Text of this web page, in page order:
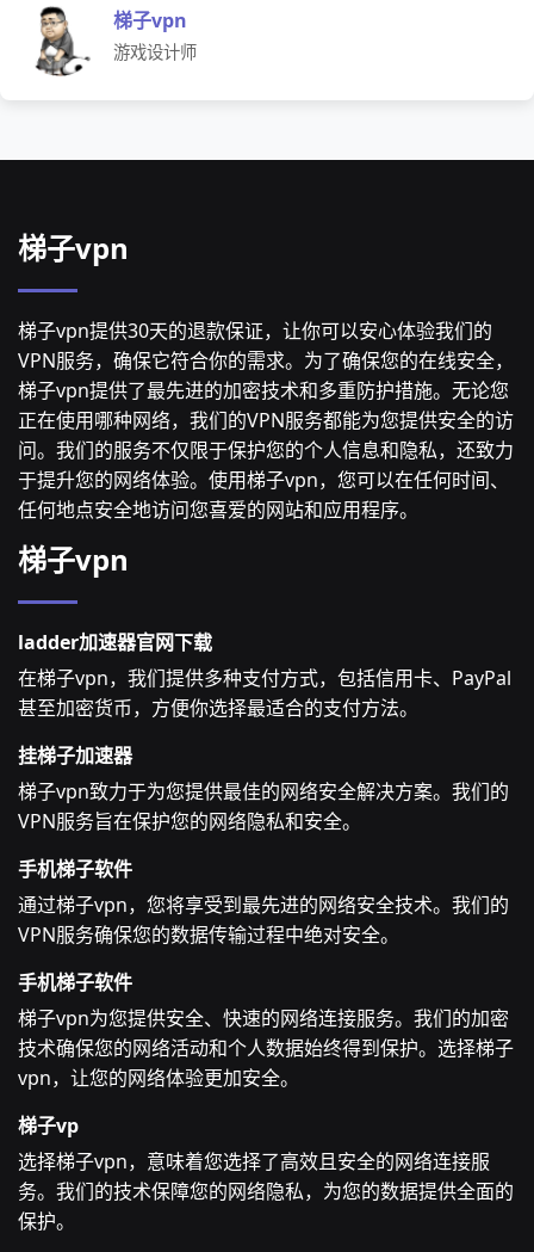
梯子vpn
游戏设计师
梯子vpn
梯子vpn提供30天的退款保证，让你可以安心体验我们的
VPN服务，确保它符合你的需求。为了确保您的在线安全，
梯子vpn提供了最先进的加密技术和多重防护措施。无论您
正在使用哪种网络，我们的VPN服务都能为您提供安全的访
问。我们的服务不仅限于保护您的个人信息和隐私，还致力
于提升您的网络体验。使用梯子vpn，您可以在任何时间、
任何地点安全地访问您喜爱的网站和应用程序。
梯子vpn
ladder加速器官网下载
在梯子vpn，我们提供多种支付方式，包括信用卡、PayPal
甚至加密货币，方便你选择最适合的支付方法。
挂梯子加速器
梯子vpn致力于为您提供最佳的网络安全解决方案。我们的
VPN服务旨在保护您的网络隐私和安全。
手机梯子软件
通过梯子vpn，您将享受到最先进的网络安全技术。我们的
VPN服务确保您的数据传输过程中绝对安全。
手机梯子软件
梯子vpn为您提供安全、快速的网络连接服务。我们的加密
技术确保您的网络活动和个人数据始终得到保护。选择梯子
vpn，让您的网络体验更加安全。
梯子vp
选择梯子vpn，意味着您选择了高效且安全的网络连接服
务。我们的技术保障您的网络隐私，为您的数据提供全面的
保护。